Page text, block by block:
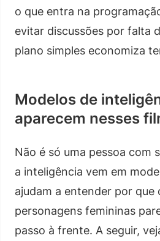
o que entra na
evitar discussões por falta
plano simples economiza
Modelos de
aparecem nesses
Não é só uma pessoa com
a inteligência vem em
ajudam a entender por que
personagens femininas
passo à frente. A seguir,